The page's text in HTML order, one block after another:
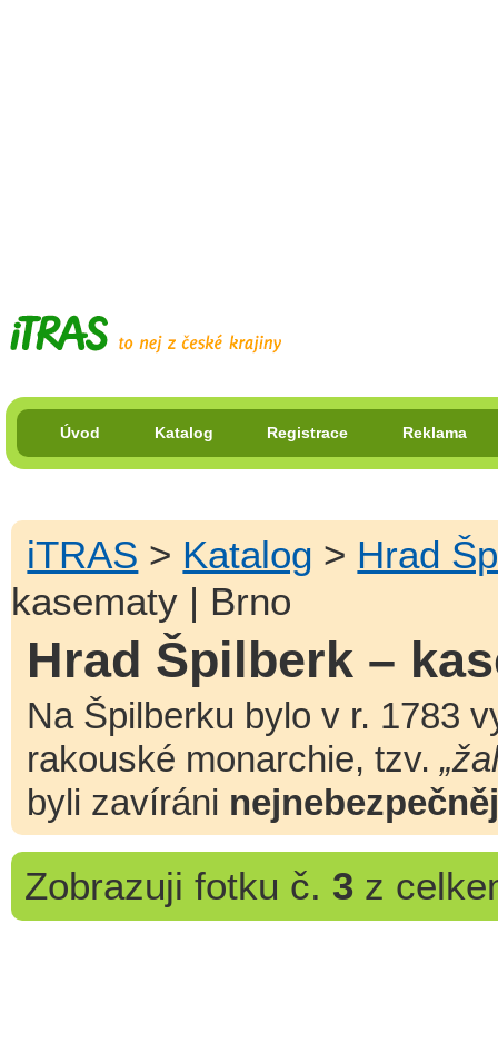
Úvod Katalog Registrace Reklama
iTRAS > Katalog > Hrad
kasematy | Brno
Hrad Špilberk –
Na Špilberku bylo v r. 1783
rakouské monarchie, tzv.
byli zavíráni
Zobrazuji fotku č. 3z